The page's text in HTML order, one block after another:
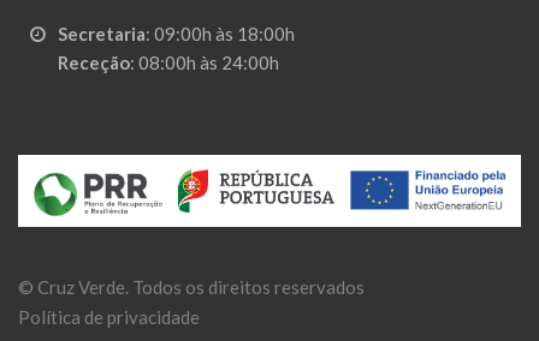
Secretaria: 09:00h às 18:00h
Receção: 08:00h às 24:00h
© Cruz Verde. Todos os direitos reservados
Política de privacidade